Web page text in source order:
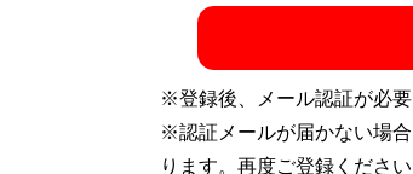
※登録後、メール認証が必
※認証メールが届かない場
ります。再度ご登録ください